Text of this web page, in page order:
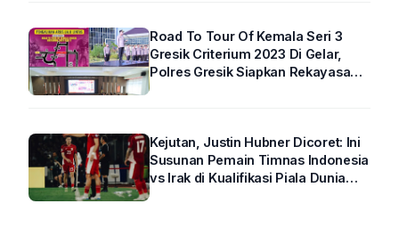
Road To Tour Of Kemala Seri 3
Gresik Criterium 2023 Di Gelar,
Polres Gresik Siapkan Rekayasa
Kejutan, Justin Hubner Dicoret: Ini
Susunan Pemain Timnas Indonesia
vs Irak di Kualifikasi Piala Dunia